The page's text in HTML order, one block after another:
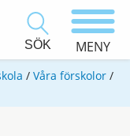
SÖK MENY
/ Våra förskolor /